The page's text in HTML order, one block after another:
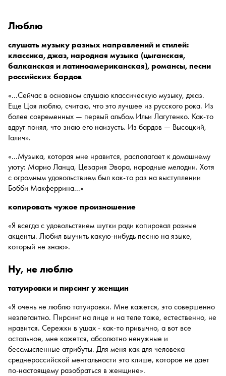
люблю
слушать музыку разных направлений и стилей:
классика, джаз, народная музыка (цыганская,
балканская и латиноамериканская), романсы, песни
российских бардов
«...Сейчас в основном слушаю классическую музыку, джаз.
Еще Цоя люблю, считаю, что это лучшее из русского рока. Из
более современных — первый альбом Ильи Лагутенко. Как-то
вдруг понял, что знаю его наизусть. Из бардов — Высоцкий,
Галич».
«...Музыка, которая мне нравится, располагает к домашнему
уюту: Марио Ланца, Цезария Эвора, народные мелодии. Хотя
с огромным удовольствием был как-то раз на выступлении
Бобби Макферрина...»
копировать чужое произношение
«Я всегда с удовольствием шутки ради копировал разные
акценты. Любил выучить какую-нибудь песню на языке,
который не знаю».
ну, не люблю
татуировки и пирсинг у женщин
«Я очень не люблю татуировки. Мне кажется, это совершенно
неэлегантно. Пирсинг на лице и на теле тоже, естественно, не
нравится. Сережки в ушах - как-то привычно, а вот все
остальное, мне кажется, абсолютно ненужные и
бессмысленные атрибуты. Для меня как для человека
среднероссийской ментальности это клише, которое не дает
по-настоящему разобраться в женщине».